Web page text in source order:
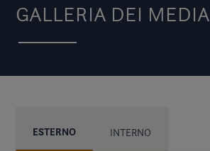
GALLERIA DEI MEDIA
ESTERNO INTERNO